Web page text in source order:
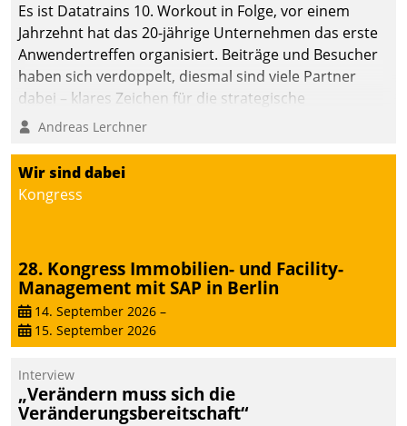
Es ist Datatrains 10. Workout in Folge, vor einem
Jahrzehnt hat das 20-jährige Unternehmen das erste
Anwendertreffen organisiert. Beiträge und Besucher
haben sich verdoppelt, diesmal sind viele Partner
dabei – klares Zeichen für die strategische
Fokussierung auf den Kunden.
Andreas Lerchner
Wir sind dabei
Kongress
28. Kongress Immobilien- und Facility-
Management mit SAP in Berlin
14. September 2026 –
15. September 2026
Interview
„Verändern muss sich die
Veränderungsbereitschaft“